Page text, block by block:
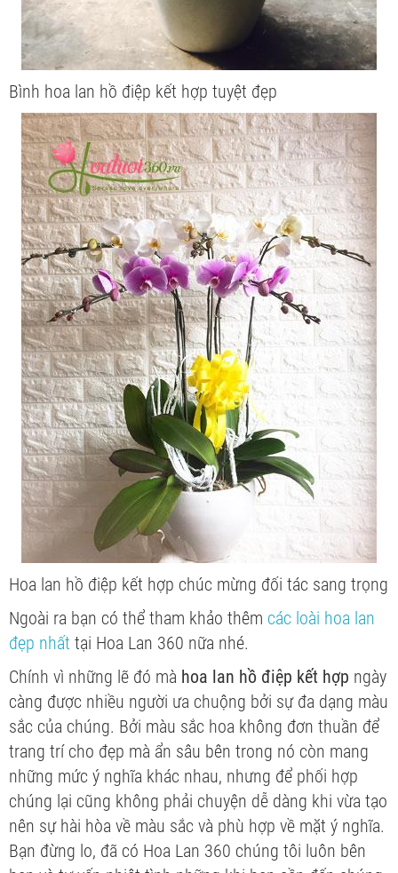
Bình hoa lan hồ điệp kết hợp tuyệt đẹp
Hoa lan hồ điệp kết hợp chúc mừng đối tác sang trọng
Ngoài ra bạn có thể tham khảo thêm các loài hoa lan
đẹp nhất tại Hoa Lan 360 nữa nhé.
Chính vì những lẽ đó mà hoa lan hồ điệp kết hợp ngày
càng được nhiều người ưa chuộng bởi sự đa dạng màu
sắc của chúng. Bởi màu sắc hoa không đơn thuần để
trang trí cho đẹp mà ẩn sâu bên trong nó còn mang
những mức ý nghĩa khác nhau, nhưng để phối hợp
chúng lại cũng không phải chuyện dễ dàng khi vừa tạo
nên sự hài hòa về màu sắc và phù hợp về mặt ý nghĩa.
Bạn đừng lo, đã có Hoa Lan 360 chúng tôi luôn bên